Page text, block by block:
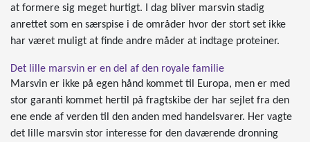
at formere sig meget hurtigt. I dag bliver marsvin stadig
anrettet som en særspise i de områder hvor der stort set ikke
har været muligt at finde andre måder at indtage proteiner.
Det lille marsvin er en del af den royale familie
Marsvin er ikke på egen hånd kommet til Europa, men er med
stor garanti kommet hertil på fragtskibe der har sejlet fra den
ene ende af verden til den anden med handelsvarer. Her vagte
det lille marsvin stor interesse for den daværende dronning